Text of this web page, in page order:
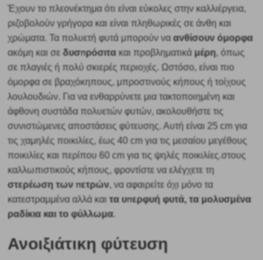
Έχουν το πλεονέκτημα ότι είναι εύκολες στην καλλιέργεια,
ριζοβολούν γρήγορα και είναι πληθωρικές σε άνθη και
χρώματα. Τα πολυετή φυτά μπορούν ναανθίσουν όμορφα
ακόμη και σεδυσπρόσιτα και προβληματικάμέρη, όπως
σε πλαγιές ή πολύ σκιερές περιοχές. Ωστόσο, είναι πιο
όμορφα σε βραχόκηπους, μπροστινούς κήπους ή τοίχους
λουλουδιών. Για να ενθαρρύνετε μια τακτοποιημένη και
άφθονη συστάδα πολυετών φυτών, ακολουθήστε τις
συνιστώμενες αποστάσεις φύτευσης. Αυτή είναι 25 cm για
τις χαμηλές ποικιλίες, έως 40 cm για τις μεσαίου μεγέθους
ποικιλίες και περίπου 60 cm για τις ψηλές ποικιλίες.στους
καλλωπιστικούς κήπους, φροντίστε να ελέγχετε τη
στερέωση των πετρών, να αφαιρείτε όχι μόνο τα
κατεστραμμένα αλλά καιτα υπερφυή φυτά, τα μολυσμένα
ραδίκια και το φύλλωμα.
Ανοιξιάτικη φύτευση